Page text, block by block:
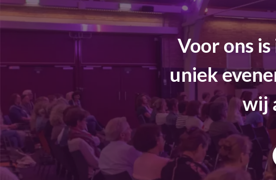
Voor ons
uniek
wij